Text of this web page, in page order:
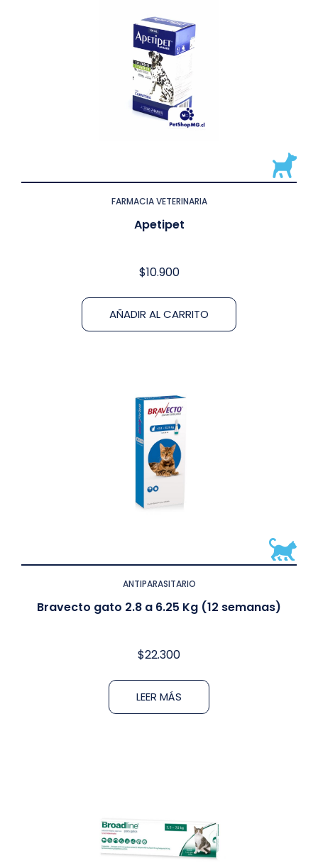
FARMACIA VETERINARIA
Apetipet
$10.900
AÑADIR AL CARRITO
ANTIPARASITARIO
Bravecto gato 2.8 a 6.25 Kg (12 semanas)
$22.300
LEER MÁS